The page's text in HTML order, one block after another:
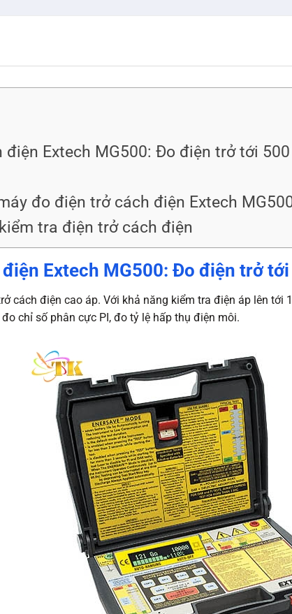
điện Extech MG500: Đo điện trở tới
đo điện trở cách điện Extech
tra điện trở cách điện
Extech MG500: Đo điện trở
cách điện cao áp. Với khả năng kiểm tra điện áp lên tới
chỉ số phân cực PI, đo tỷ lệ hấp thụ điện môi.